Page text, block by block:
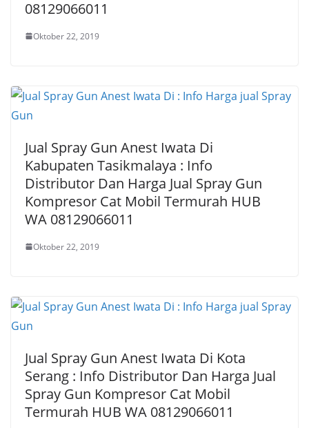
08129066011
Oktober 22, 2019
Jual Spray Gun Anest Iwata Di
Kabupaten Tasikmalaya : Info
Distributor Dan Harga Jual Spray Gun
Kompresor Cat Mobil Termurah HUB
WA 08129066011
Oktober 22, 2019
Jual Spray Gun Anest Iwata Di Kota
Serang : Info Distributor Dan Harga Jual
Spray Gun Kompresor Cat Mobil
Termurah HUB WA 08129066011